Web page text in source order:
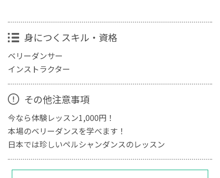
身につくスキル・資格
ベリーダンサー
インストラクター
その他注意事項
今なら体験レッスン1,000円！
本場のベリーダンスを学べます！
日本では珍しいペルシャンダンスのレッスン